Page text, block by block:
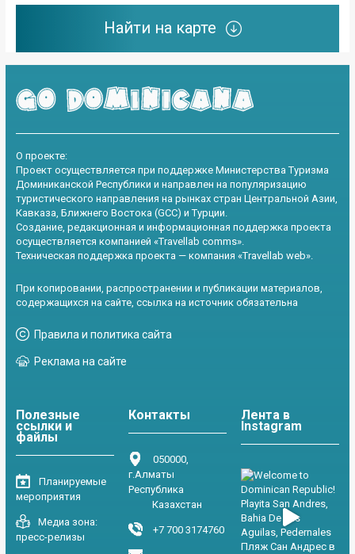
Найти на карте
О проекте:
Проект осуществляется при поддержке Министерства Туризма
Доминиканской Республики и направлен на популяризацию
туристического направления на рынках стран Центральной Азии,
Кавказа, Ближнего Востока (GCC) и Турции.
Создание, редакционная и информационная поддержка проекта
осуществляется компанией «Travellab comms».
Техническая поддержка проекта — компания «Travellab web».
При копировании, распространении и публикации материалов,
содержащихся на сайте, ссылка на источник обязательна
Правила и политика сайта
Реклама на сайте
Полезные
ссылки и
файлы
Планируемые
мероприятия
Медиа зона:
пресс-релизы
Контакты
050000,
г.Алматы
Республика
Казахстан
+7 700 3174760
Лента в
Instagram